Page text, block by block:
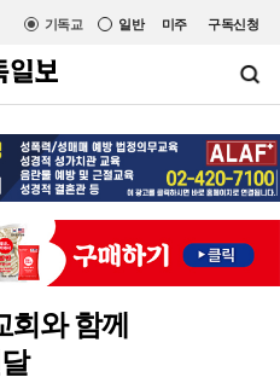
미주 구독신청
일반
기독교
회와 함께